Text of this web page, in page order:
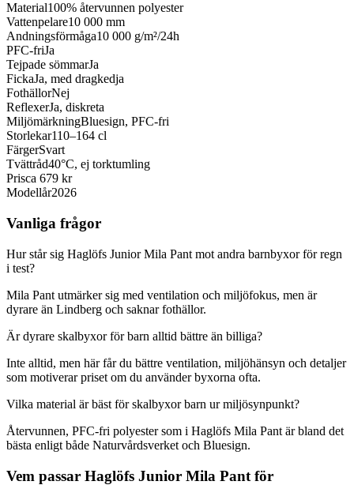
Material100% återvunnen polyester
Vattenpelare10 000 mm
Andningsförmåga10 000 g/m²/24h
PFC-friJa
Tejpade sömmarJa
FickaJa, med dragkedja
FothällorNej
ReflexerJa, diskreta
MiljömärkningBluesign, PFC-fri
Storlekar110–164 cl
FärgerSvart
Tvättråd40°C, ej torktumling
Prisca 679 kr
Modellår2026
Vanliga frågor
Hur står sig Haglöfs Junior Mila Pant mot andra barnbyxor för regn
i test?
Mila Pant utmärker sig med ventilation och miljöfokus, men är
dyrare än Lindberg och saknar fothällor.
Är dyrare skalbyxor för barn alltid bättre än billiga?
Inte alltid, men här får du bättre ventilation, miljöhänsyn och detaljer
som motiverar priset om du använder byxorna ofta.
Vilka material är bäst för skalbyxor barn ur miljösynpunkt?
Återvunnen, PFC-fri polyester som i Haglöfs Mila Pant är bland det
bästa enligt både Naturvårdsverket och Bluesign.
Vem passar Haglöfs Junior Mila Pant för